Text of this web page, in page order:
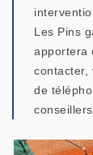
Les Pins
apportera
contacter,
de
conseillers.